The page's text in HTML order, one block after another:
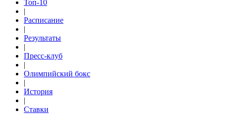
Топ-10
|
Расписание
|
Результаты
|
Пресс-клуб
|
Олимпийский бокс
|
История
|
Ставки